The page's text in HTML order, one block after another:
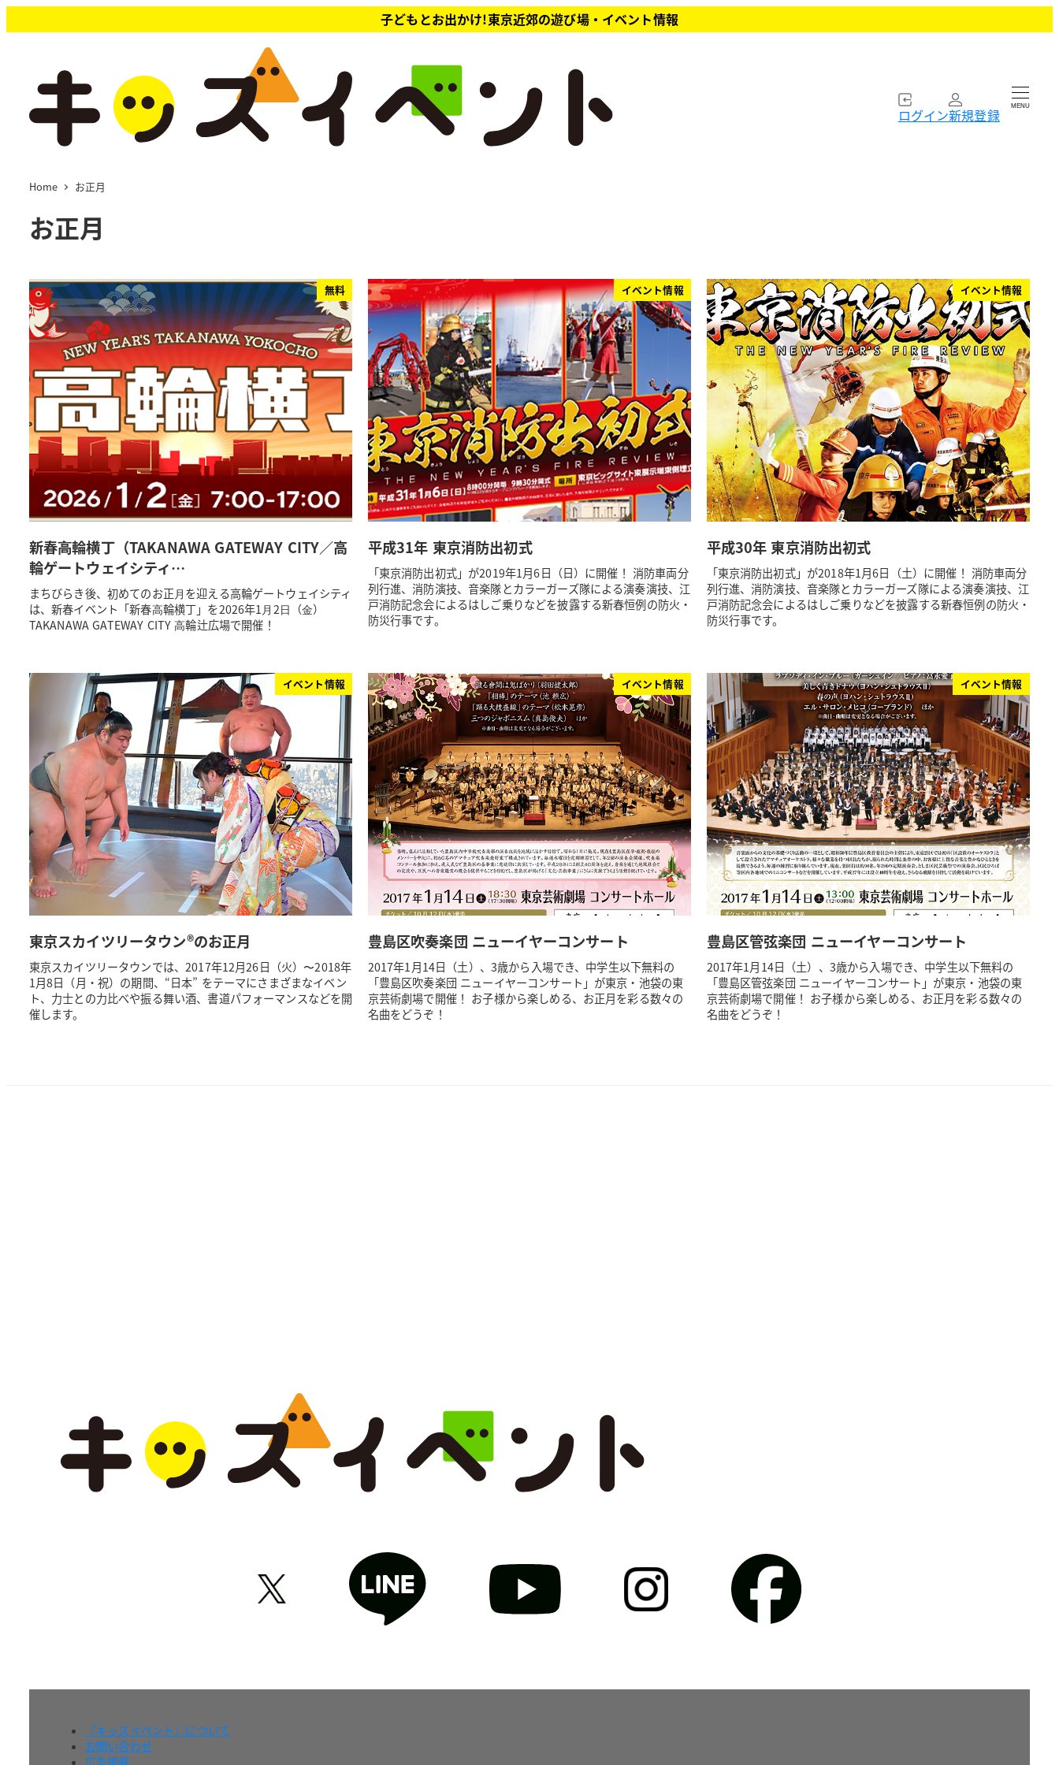
イ
子どもとお出かけ!東京近郊の遊び場・イベント情報
ログイン新規登録 MENU
Home お正月
お正月
無料
新春⾼輪横丁（TAKANAWA GATEWAY CITY／高
輪ゲートウェイシティ…
まちびらき後、初めてのお正⽉を迎える高輪ゲートウェイシティ
は、新春イベント「新春⾼輪横丁」を2026年1⽉2⽇（⾦）
TAKANAWA GATEWAY CITY ⾼輪辻広場で開催！
イベント情報
平成31年 東京消防出初式
「東京消防出初式」が2019年1月6日（日）に開催！ 消防車両分
列行進、消防演技、音楽隊とカラーガーズ隊による演奏演技、江
戸消防記念会によるはしご乗りなどを披露する新春恒例の防火・
防災行事です。
イベント情報
平成30年 東京消防出初式
「東京消防出初式」が2018年1月6日（土）に開催！ 消防車両分
列行進、消防演技、音楽隊とカラーガーズ隊による演奏演技、江
戸消防記念会によるはしご乗りなどを披露する新春恒例の防火・
防災行事です。
イベント情報
東京スカイツリータウン®のお正月
東京スカイツリータウンでは、2017年12月26日（火）〜2018年
1月8日（月・祝）の期間、“日本” をテーマにさまざまなイベン
ト、力士との力比べや振る舞い酒、書道パフォーマンスなどを開
催します。
イベント情報
豊島区吹奏楽団 ニューイヤーコンサート
2017年1月14日（土）、3歳から入場でき、中学生以下無料の
「豊島区吹奏楽団 ニューイヤーコンサート」が東京・池袋の東
京芸術劇場で開催！ お子様から楽しめる、お正月を彩る数々の
名曲をどうぞ！
イベント情報
豊島区管弦楽団 ニューイヤーコンサート
2017年1月14日（土）、3歳から入場でき、中学生以下無料の
「豊島区管弦楽団 ニューイヤーコンサート」が東京・池袋の東
京芸術劇場で開催！ お子様から楽しめる、お正月を彩る数々の
名曲をどうぞ！
『キッズイベント』について
お問い合わせ